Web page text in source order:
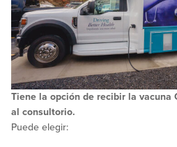
Tiene la opción de recibir la vacuna
al consultorio.
Puede elegir: